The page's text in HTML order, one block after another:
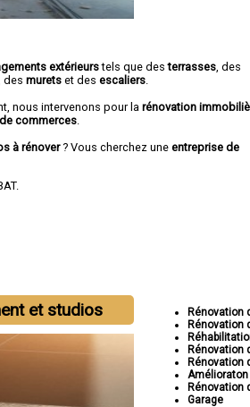
extérieurstels que desterrasses , des
des murets et des escaliers
nous intervenons pour la rénovation
commerces
à rénover? Vous cherchez une entreprise de
et studios
Rénovation
Rénovation
Rénovation
Rénovation
Rénovation
Garage